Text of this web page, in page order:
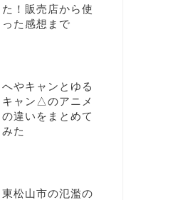
た！販売店から使
った感想まで
へやキャンとゆる
キャン△のアニメ
の違いをまとめて
みた
東松山市の氾濫の